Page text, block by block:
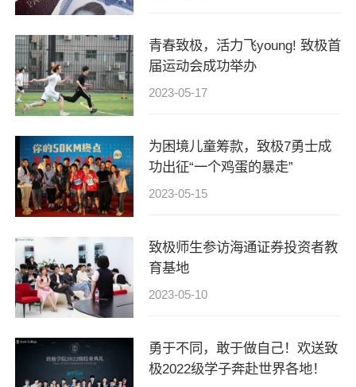
青春致极，活力飞young! 致极首
届运动会成功举办
2023-05-17
为困境儿童筹款，致极7勇士成
功出征“一个鸡蛋的暴走”
2023-05-15
致极师生参访海通证券投资者教
育基地
2023-05-10
勇于不同，敢于做自己！欢送致
极2022级学子奔赴世界各地！